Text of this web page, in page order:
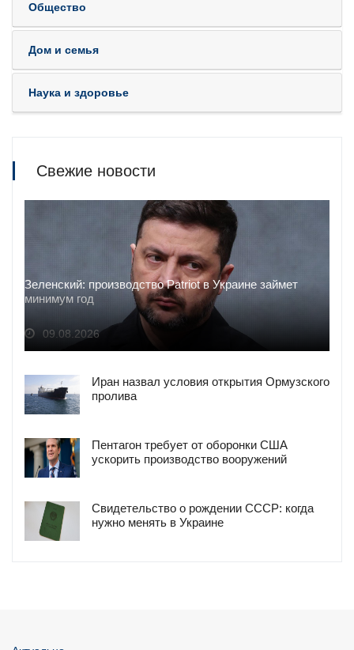
Общество
Дом и семья
Наука и здоровье
Свежие новости
Зеленский: производство Patriot в Украине займет
минимум год
09.08.2026
Иран назвал условия открытия Ормузского
пролива
Пентагон требует от оборонки США
ускорить производство вооружений
Свидетельство о рождении СССР: когда
нужно менять в Украине